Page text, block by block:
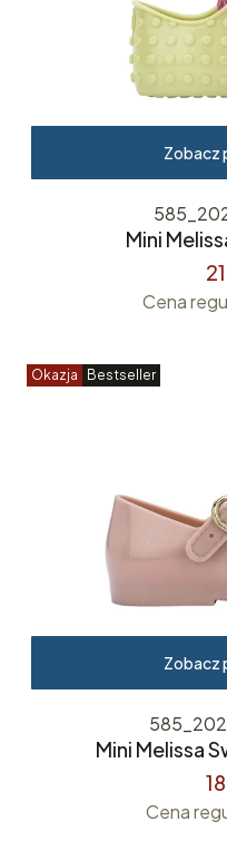
Zobacz
Mini
Cena
Okazja Bestseller
Zobacz
Mini Melissa
Cena